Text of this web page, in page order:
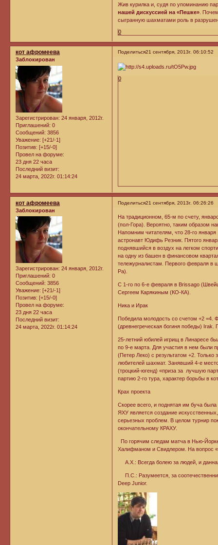
Жив курилка и, судя по упоминанию
нашей дискуссией на «Пешке».
сыгранную шахматами роль в
0
Поделиться21 сентября, 2013г. 06:10:52
кот афромеева
Заблокирован
Зарегистрирован: 24 января, 2012г.
Приглашений: 0
Сообщений: 3856
Уважение: [+21/-1]
Позитив: [+15/-0]
Провел на форуме:
23 дня 22 часа
Последний визит:
24 марта, 2022г. 01:14:24
0
Поделиться21 сентября, 2013г. 06:26:26
кот афромеева
Заблокирован
Зарегистрирован: 24 января, 2012г.
Приглашений: 0
Сообщений: 3856
Уважение: [+21/-1]
Позитив: [+15/-0]
Провел на форуме:
23 дня 22 часа
Последний визит:
24 марта, 2022г. 01:14:24
На традиционном, 65-м по счету,
(пол-Гора). Вероятно, таким образом
Напомним читателям, что 28-го января
астронавт Юдифь Резник. Пятого
поднявшийся в воздух на легком
на одну из башен в финансовом
тележурналистам. Первого февраля в
Ра).
С 1-го по 6-е февраля в Brissago
Сергеем Карякиным (КО-КА).
Ника и Ирак
Победила молодость со счетом +2 =4.
(древнегреческая богиня победы) Irak.
25-летний юбилей игрищ в Линаресе
по 9-е марта. Для участия в нем были
(Петер Леко) с результатом +2. Только
любителей шахмат. Занявший 4-е
(троцкий-югенд) «приза за лучшую
партию 2-го тура, характер борьбы в
Крах проекта
Скорее всего, и поднятая им буча
ЯХУ является создание
серьезных проблем. В целом турнир
окончательному КРАХУ.
По горячим следам матча в Нью-
Халифманом и Свидлером. На вопрос
А.Х.: Всегда болею за людей, и
П.С.: Разумеется, за
Deep Junior.